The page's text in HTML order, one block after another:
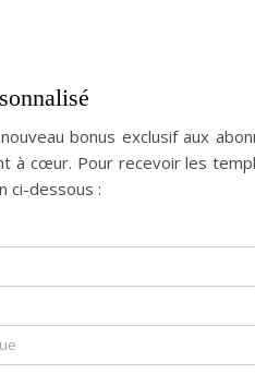
bonus exclusif aux
à cœur. Pour recevoir les
ci-dessous :